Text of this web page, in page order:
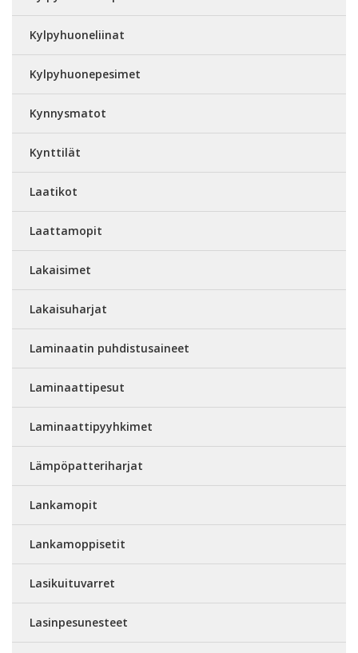
Kylpyhuoneliinat
Kylpyhuonepesimet
Kynnysmatot
Kynttilät
Laatikot
Laattamopit
Lakaisimet
Lakaisuharjat
Laminaatin puhdistusaineet
Laminaattipesut
Laminaattipyyhkimet
Lämpöpatteriharjat
Lankamopit
Lankamoppisetit
Lasikuituvarret
Lasinpesunesteet